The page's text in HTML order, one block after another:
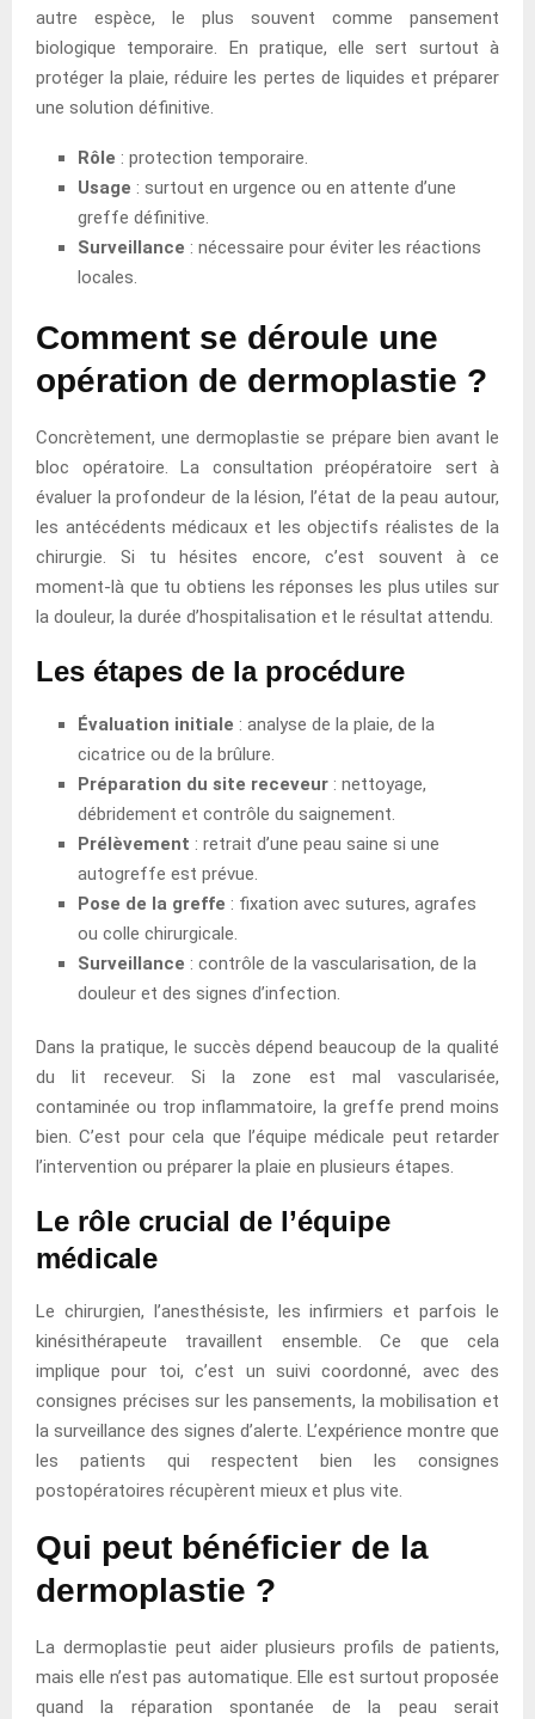
autre espèce, le plus souvent comme pansement
biologique temporaire. En pratique, elle sert surtout à
protéger la plaie, réduire les pertes de liquides et préparer
une solution définitive.
Rôle : protection temporaire.
Usage : surtout en urgence ou en attente d’une
greffe définitive.
Surveillance : nécessaire pour éviter les réactions
locales.
Comment se déroule une
opération de dermoplastie ?
Concrètement, une dermoplastie se prépare bien avant le
bloc opératoire. La consultation préopératoire sert à
évaluer la profondeur de la lésion, l’état de la peau autour,
les antécédents médicaux et les objectifs réalistes de la
chirurgie. Si tu hésites encore, c’est souvent à ce
moment-là que tu obtiens les réponses les plus utiles sur
la douleur, la durée d’hospitalisation et le résultat attendu.
Les étapes de la procédure
Évaluation initiale : analyse de la plaie, de la
cicatrice ou de la brûlure.
Préparation du site receveur : nettoyage,
débridement et contrôle du saignement.
Prélèvement : retrait d’une peau saine si une
autogreffe est prévue.
Pose de la greffe : fixation avec sutures, agrafes
ou colle chirurgicale.
Surveillance : contrôle de la vascularisation, de la
douleur et des signes d’infection.
Dans la pratique, le succès dépend beaucoup de la qualité
du lit receveur. Si la zone est mal vascularisée,
contaminée ou trop inflammatoire, la greffe prend moins
bien. C’est pour cela que l’équipe médicale peut retarder
l’intervention ou préparer la plaie en plusieurs étapes.
Le rôle crucial de l’équipe
médicale
Le chirurgien, l’anesthésiste, les infirmiers et parfois le
kinésithérapeute travaillent ensemble. Ce que cela
implique pour toi, c’est un suivi coordonné, avec des
consignes précises sur les pansements, la mobilisation et
la surveillance des signes d’alerte. L’expérience montre que
les patients qui respectent bien les consignes
postopératoires récupèrent mieux et plus vite.
Qui peut bénéficier de la
dermoplastie ?
La dermoplastie peut aider plusieurs profils de patients,
mais elle n’est pas automatique. Elle est surtout proposée
quand la réparation spontanée de la peau serait